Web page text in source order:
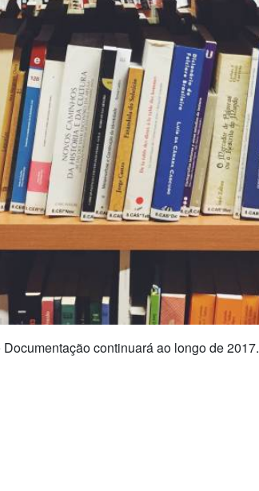
continuará ao longo de 2017.